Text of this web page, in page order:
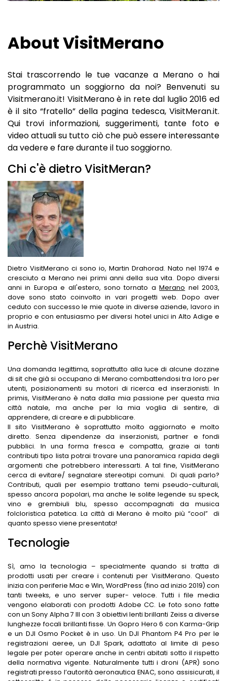
MUSEI A MERANO
SHOPPING A MERANO
LUNGHE SERATE D'ESTATE
RISTORANTI A MERANO
CANTINE A MERANO
HOTEL A LAGUNDO
HOTEL A LANA
HOTEL IN VAL PASSIRIA
About VisitMerano
Stai trascorrendo le tue vacanze a Merano o hai
programmato un soggiorno da noi? Benvenuti su
Visitmerano.it! VisitMerano è in rete dal luglio 2016 ed
è il sito “fratello” della pagina tedesca, VisitMeran.it.
Qui trovi informazioni, suggerimenti, tante foto e
video attuali su tutto ciò che può essere interessante
da vedere e fare durante il tuo soggiorno.
Chi c'è dietro VisitMeran?
Dietro VisitMerano ci sono io, Martin Drahorad. Nato nel 1974 e
cresciuto a Merano nei primi anni della sua vita. Dopo diversi
anni in Europa e all'estero, sono tornato aMerano nel 2003,
dove sono stato coinvolto in vari progetti web. Dopo aver
ceduto con successo le mie quote in diverse aziende, lavoro in
proprio e con entusiasmo per diversi hotel unici in Alto Adige e
in Austria.
Perchè VisitMerano
Una domanda legittima, soprattutto alla luce di alcune dozzine
di sit che già si occupano di Merano combattendosi tra loro per
utenti, posizionamenti su motori di ricerca ed inserzionisti. In
primis, VisitMerano è nata dalla mia passione per questa mia
città natale, ma anche per la mia voglia di sentire, di
apprendere, di creare e di pubblicare.
Il sito VisitMerano è soprattutto molto aggiornato e molto
diretto. Senza dipendenze da inserzionisti, partner e fondi
pubblici. In una forma fresca e compatta, grazie ai tanti
contributi tipo lista potrai trovare una panoramica rapida degli
argomenti che potrebbero interessarti. A tal fine, VisitMerano
cerca di evitare/ segnalare stereotipi comuni. Di quali parlo?
Contributi, quali per esempio trattano temi pseudo-culturali,
spesso ancora popolari, ma anche le solite legende su speck,
vino e grembiuli blu, spesso accompagnati da musica
folcloristica patetica. La città di Merano è molto più “cool” di
quanto spesso viene presentata!
Tecnologie
Sì, amo la tecnologia – specialmente quando si tratta di
prodotti usati per creare i contenuti per VisitMerano. Questo
inizia con periferie Mac e Win, WordPress (fino ad inizio 2019) con
tanti tweeks, e uno server super- veloce. Tutti i file media
vengono elaborati con prodotti Adobe CC. Le foto sono fatte
con un Sony Alpha 7 III con 3 obiettivi lenti brillanti Zeiss a diverse
lunghezze focali brillanti fisse. Un Gopro Hero 6 con Karma-Grip
e un DJI Osmo Pocket è in uso. Un DJI Phantom P4 Pro per le
registrazioni aeree, un DJI Spark, adattato al limite di peso
legale per poter operare anche in centri abitati sotto il rispetto
della normativa vigente. Naturalmente tutti i droni (APR) sono
registrati presso l’autorità aeronautica ENAC, sono assisicurati, il